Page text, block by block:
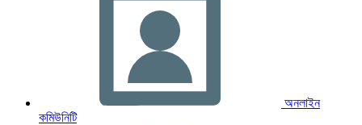
অনলাইন
কমিউনিটি